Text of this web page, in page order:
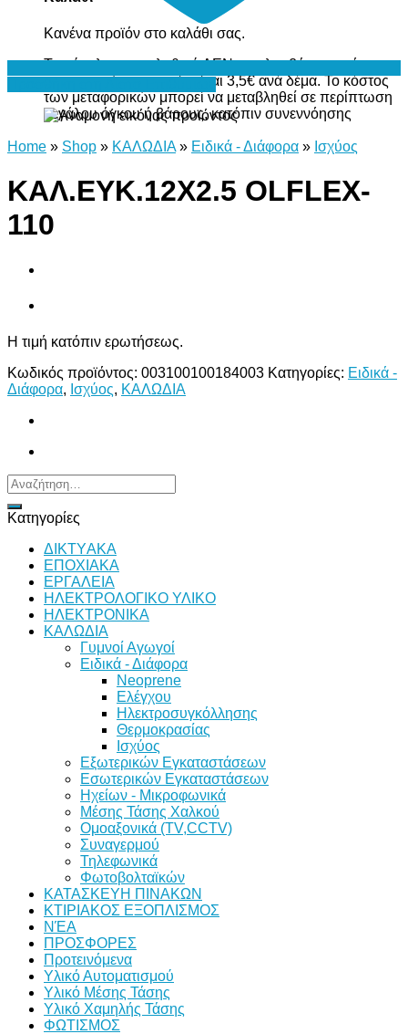
Κανένα προϊόν στο καλάθι σας.
Το σύνολο του καλαθιού ΔΕΝ περιλαμβάνει το κόστος
μεταφορικών, το οποίο είναι 3,5€ ανά δέμα. Το κόστος
των μεταφορικών μπορεί να μεταβληθεί σε περίπτωση
μεγάλου όγκου ή βάρους, κατόπιν συνεννόησης
Home » Shop » ΚΑΛΩΔΙΑ » Ειδικά - Διάφορα » Ισχύος
ΚΑΛ.ΕΥΚ.12Χ2.5 OLFLEX-
110
Η τιμή κατόπιν ερωτήσεως.
Κωδικός προϊόντος: 003100100184003 Κατηγορίες: Ειδικά -
Διάφορα, Ισχύος, ΚΑΛΩΔΙΑ
Αναζήτηση
για:
Κατηγορίες
ΔΙKTΥAKA
ΕΠΟΧΙΑΚΑ
ΕΡΓΑΛΕΙΑ
ΗΛΕΚΤΡΟΛΟΓΙΚΟ ΥΛΙΚΟ
ΗΛΕΚΤΡΟΝΙΚΑ
ΚΑΛΩΔΙΑ
Γυμνοί Αγωγοί
Ειδικά - Διάφορα
Neoprene
Ελέγχου
Ηλεκτροσυγκόλλησης
Θερμοκρασίας
Ισχύος
Εξωτερικών Εγκαταστάσεων
Εσωτερικών Εγκαταστάσεων
Ηχείων - Μικροφωνικά
Μέσης Τάσης Χαλκού
Ομοαξονικά (TV,CCTV)
Συναγερμού
Τηλεφωνικά
Φωτοβολταϊκών
ΚΑΤΑΣΚΕΥΗ ΠΙΝΑΚΩΝ
ΚΤΙΡΙΑΚΟΣ ΕΞΟΠΛΙΣΜΟΣ
ΝΈΑ
ΠΡΟΣΦΟΡΕΣ
Προτεινόμενα
Υλικό Αυτοματισμού
Υλικό Μέσης Τάσης
Υλικό Χαμηλής Τάσης
ΦΩΤΙΣΜΟΣ